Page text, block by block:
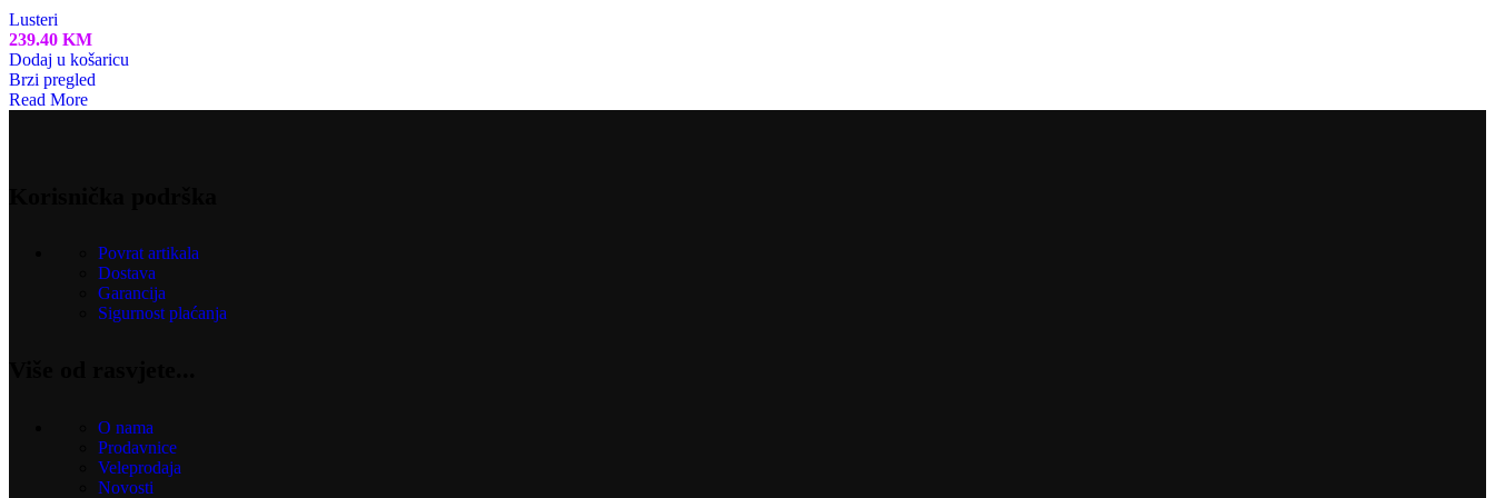
Lusteri
239.40 KM
Dodaj u košaricu
Brzi pregled
Read More
Povrat artikala
Dostava
Garancija
Sigurnost plaćanja
O nama
Prodavnice
Veleprodaja
Novosti